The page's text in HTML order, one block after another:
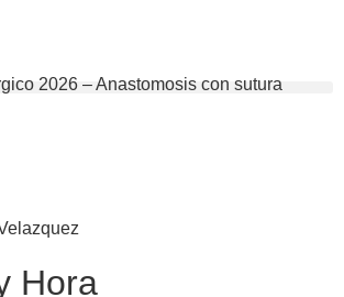
2026 – Anastomosis con sutura
Hora